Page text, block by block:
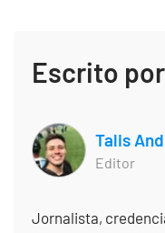
Escrito por
Talis
Editor
Jornalista,